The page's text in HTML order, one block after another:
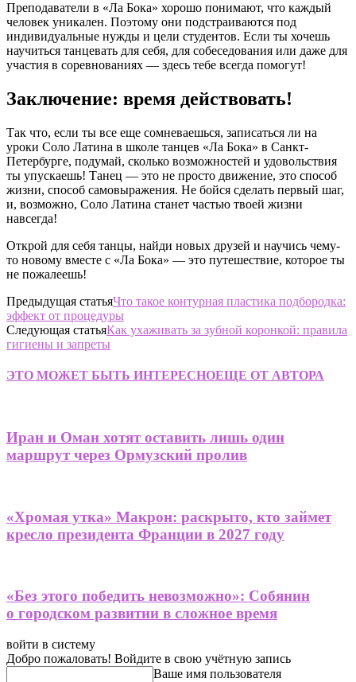
Преподаватели в «Ла Бока» хорошо понимают, что каждый
человек уникален. Поэтому они подстраиваются под
индивидуальные нужды и цели студентов. Если ты хочешь
научиться танцевать для себя, для собеседования или даже для
участия в соревнованиях — здесь тебе всегда помогут!
Заключение: время действовать!
Так что, если ты все еще сомневаешься, записаться ли на
уроки Соло Латина в школе танцев «Ла Бока» в Санкт-
Петербурге, подумай, сколько возможностей и удовольствия
ты упускаешь! Танец — это не просто движение, это способ
жизни, способ самовыражения. Не бойся сделать первый шаг,
и, возможно, Соло Латина станет частью твоей жизни
навсегда!
Открой для себя танцы, найди новых друзей и научись чему-
то новому вместе с «Ла Бока» — это путешествие, которое ты
не пожалеешь!
Предыдущая статьяЧто такое контурная пластика подбородка:
эффект от процедуры
Следующая статьяКак ухаживать за зубной коронкой: правила
гигиены и запреты
ЭТО МОЖЕТ БЫТЬ ИНТЕРЕСНОЕЩЕ ОТ АВТОРА
Иран и Оман хотят оставить лишь один
маршрут через Ормузский пролив
«Хромая утка» Макрон: раскрыто, кто займет
кресло президента Франции в 2027 году
«Без этого победить невозможно»: Собянин
о городском развитии в сложное время
войти в систему
Добро пожаловать! Войдите в свою учётную запись
Ваше имя пользователя